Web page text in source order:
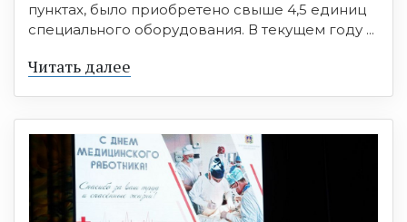
пунктах, было приобретено свыше 4,5 единиц
специального оборудования. В текущем году ...
Читать далее